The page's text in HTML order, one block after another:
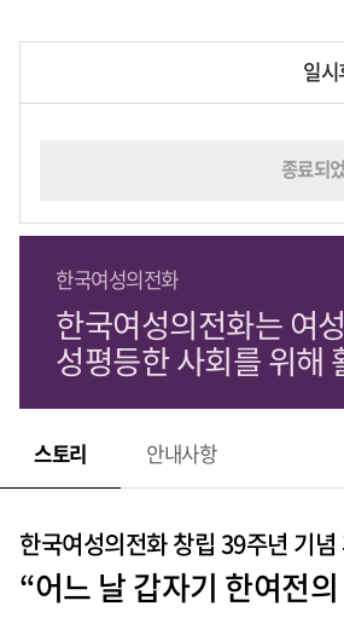
일
종료되
한국여성의전화
한국여성의전화는 여
성평등한 사회를 위해
스토리 안내사항
한국여성의전화 창립 39주년 기념
“어느 날 갑자기 한여전